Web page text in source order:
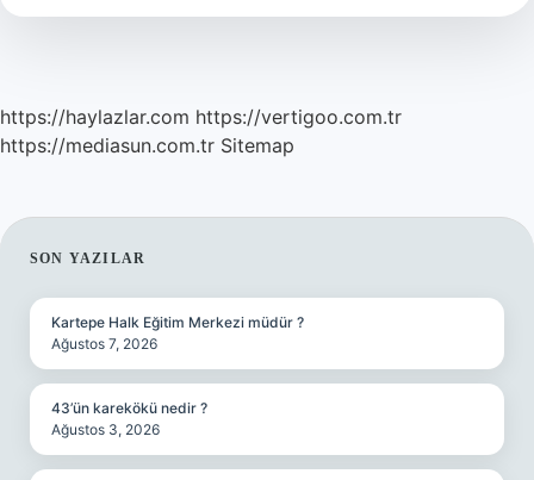
https://haylazlar.com https://vertigoo.com.tr
https://mediasun.com.tr Sitemap
SIDEBAR
SON YAZILAR
Kartepe Halk Eğitim Merkezi müdür ?
Ağustos 7, 2026
43’ün karekökü nedir ?
Ağustos 3, 2026